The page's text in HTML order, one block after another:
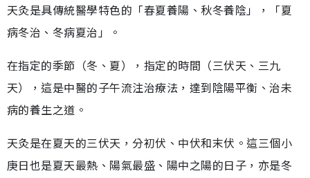
天灸是具傳統醫學特色的「春夏養陽、秋冬養陰」，「夏
病冬治、冬病夏治」。
在指定的季節（冬、夏），指定的時間（三伏天、三九
天），這是中醫的子午流注治療法，達到陰陽平衡、治未
病的養生之道。
天灸是在夏天的三伏天，分初伏、中伏和末伏。這三個小
庚日也是夏天最熱、陽氣最盛、陽中之陽的日子，亦是冬